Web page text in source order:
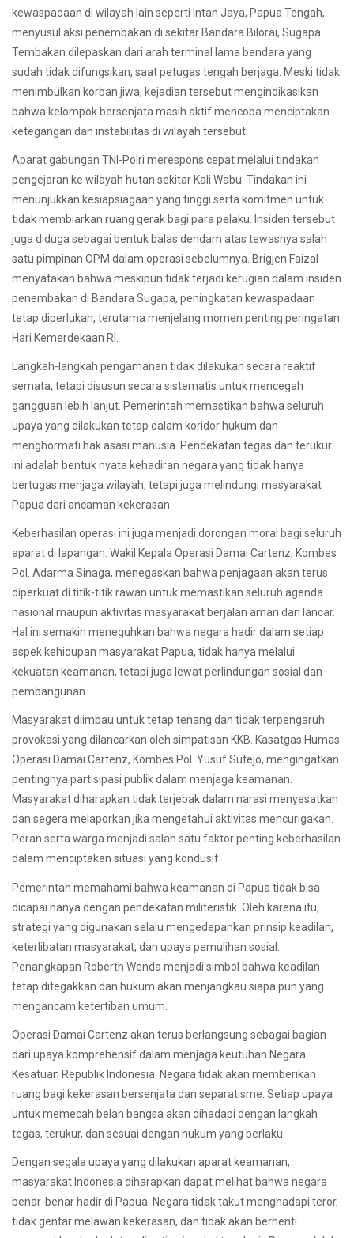
kewaspadaan di wilayah lain seperti Intan Jaya, Papua Tengah,
menyusul aksi penembakan di sekitar Bandara Bilorai, Sugapa.
Tembakan dilepaskan dari arah terminal lama bandara yang
sudah tidak difungsikan, saat petugas tengah berjaga. Meski tidak
menimbulkan korban jiwa, kejadian tersebut mengindikasikan
bahwa kelompok bersenjata masih aktif mencoba menciptakan
ketegangan dan instabilitas di wilayah tersebut.
Aparat gabungan TNI-Polri merespons cepat melalui tindakan
pengejaran ke wilayah hutan sekitar Kali Wabu. Tindakan ini
menunjukkan kesiapsiagaan yang tinggi serta komitmen untuk
tidak membiarkan ruang gerak bagi para pelaku. Insiden tersebut
juga diduga sebagai bentuk balas dendam atas tewasnya salah
satu pimpinan OPM dalam operasi sebelumnya. Brigjen Faizal
menyatakan bahwa meskipun tidak terjadi kerugian dalam insiden
penembakan di Bandara Sugapa, peningkatan kewaspadaan
tetap diperlukan, terutama menjelang momen penting peringatan
Hari Kemerdekaan RI.
Langkah-langkah pengamanan tidak dilakukan secara reaktif
semata, tetapi disusun secara sistematis untuk mencegah
gangguan lebih lanjut. Pemerintah memastikan bahwa seluruh
upaya yang dilakukan tetap dalam koridor hukum dan
menghormati hak asasi manusia. Pendekatan tegas dan terukur
ini adalah bentuk nyata kehadiran negara yang tidak hanya
bertugas menjaga wilayah, tetapi juga melindungi masyarakat
Papua dari ancaman kekerasan.
Keberhasilan operasi ini juga menjadi dorongan moral bagi seluruh
aparat di lapangan. Wakil Kepala Operasi Damai Cartenz, Kombes
Pol. Adarma Sinaga, menegaskan bahwa penjagaan akan terus
diperkuat di titik-titik rawan untuk memastikan seluruh agenda
nasional maupun aktivitas masyarakat berjalan aman dan lancar.
Hal ini semakin meneguhkan bahwa negara hadir dalam setiap
aspek kehidupan masyarakat Papua, tidak hanya melalui
kekuatan keamanan, tetapi juga lewat perlindungan sosial dan
pembangunan.
Masyarakat diimbau untuk tetap tenang dan tidak terpengaruh
provokasi yang dilancarkan oleh simpatisan KKB. Kasatgas Humas
Operasi Damai Cartenz, Kombes Pol. Yusuf Sutejo, mengingatkan
pentingnya partisipasi publik dalam menjaga keamanan.
Masyarakat diharapkan tidak terjebak dalam narasi menyesatkan
dan segera melaporkan jika mengetahui aktivitas mencurigakan.
Peran serta warga menjadi salah satu faktor penting keberhasilan
dalam menciptakan situasi yang kondusif.
Pemerintah memahami bahwa keamanan di Papua tidak bisa
dicapai hanya dengan pendekatan militeristik. Oleh karena itu,
strategi yang digunakan selalu mengedepankan prinsip keadilan,
keterlibatan masyarakat, dan upaya pemulihan sosial.
Penangkapan Roberth Wenda menjadi simbol bahwa keadilan
tetap ditegakkan dan hukum akan menjangkau siapa pun yang
mengancam ketertiban umum.
Operasi Damai Cartenz akan terus berlangsung sebagai bagian
dari upaya komprehensif dalam menjaga keutuhan Negara
Kesatuan Republik Indonesia. Negara tidak akan memberikan
ruang bagi kekerasan bersenjata dan separatisme. Setiap upaya
untuk memecah belah bangsa akan dihadapi dengan langkah
tegas, terukur, dan sesuai dengan hukum yang berlaku.
Dengan segala upaya yang dilakukan aparat keamanan,
masyarakat Indonesia diharapkan dapat melihat bahwa negara
benar-benar hadir di Papua. Negara tidak takut menghadapi teror,
tidak gentar melawan kekerasan, dan tidak akan berhenti